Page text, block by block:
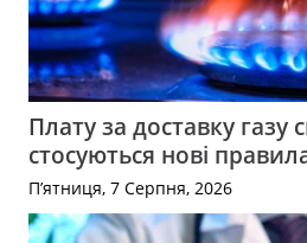
Плату за доставку газу
стосуються нові
П’ятниця, 7 Серпня, 2026